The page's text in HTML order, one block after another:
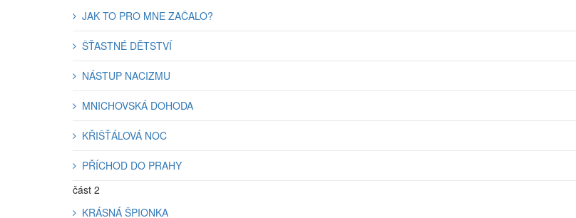
JAK TO PRO MNE ZAČALO?
ŠŤASTNÉ DĚTSTVÍ
NÁSTUP NACIZMU
MNICHOVSKÁ DOHODA
KŘIŠŤÁLOVÁ NOC
PŘÍCHOD DO PRAHY
část 2
KRÁSNÁ ŠPIONKA